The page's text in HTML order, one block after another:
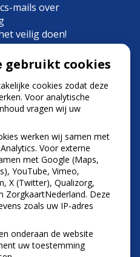
mails over
veilig doen!
voor een gezonde
Wees op je
in 2025? Check of
gebruikt cookies
cookies zodat deze
Voor analytische
vragen wij uw
werken wij samen met
Voor externe
met Google (Maps,
YouTube, Vimeo,
X (Twitter), Qualizorg,
ZorgkaartNederland. Deze
zoals uw IP-adres
onderaan de website
uw toestemming